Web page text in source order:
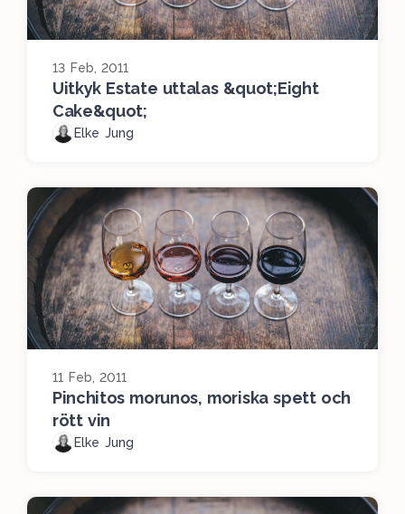
13 Feb, 2011
Uitkyk Estate uttalas &quot;Eight
Cake&quot;
Elke Jung
11 Feb, 2011
Pinchitos morunos, moriska spett och
rött vin
Elke Jung